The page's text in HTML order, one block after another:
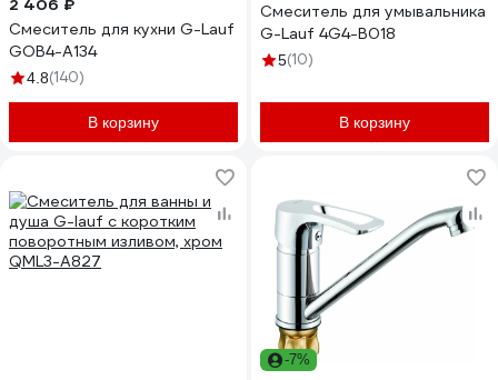
2 406 ₽
Смеситель для кухни G-Lauf
GOB4-A134
4.8(140)
В корзину
Смеситель для умывальника
G-Lauf 4G4-B018
5(10)
В корзину
-7%